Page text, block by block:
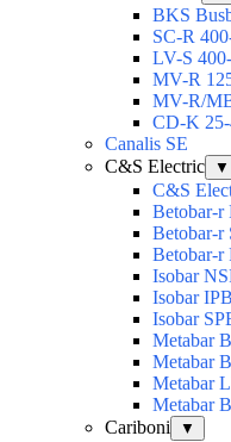
BKS
SC-R
LV-S
MV-R
MV-R/
CD-K
Canalis SE
C&S Electric
▼
C&S
Betobar-
Betobar-r
Betobar-r
Isobar
Isobar
Isobar
Metabar
Metabar
Metabar
Metabar
Cariboni
▼